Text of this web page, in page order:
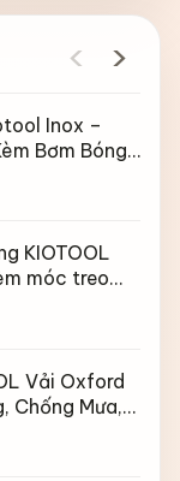
‹ ›
Inox –
Bơm Bóng,
KIOTOOL
móc treo
Vải Oxford
Chống Mưa,
Có Phản